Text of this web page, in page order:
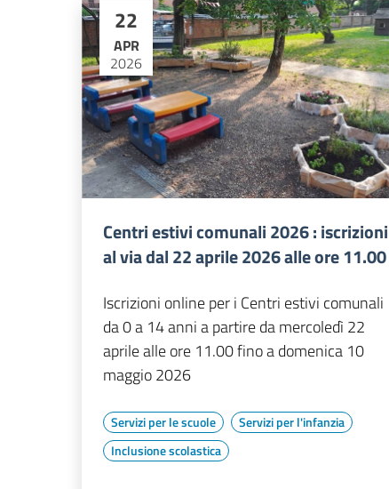
22
APR
2026
Centri estivi comunali 2026 : iscrizioni
al via dal 22 aprile 2026 alle ore 11.00
Iscrizioni online per i Centri estivi comunali
da 0 a 14 anni a partire da mercoledì 22
aprile alle ore 11.00 fino a domenica 10
maggio 2026
Servizi per le scuole
Servizi per l'infanzia
Inclusione scolastica